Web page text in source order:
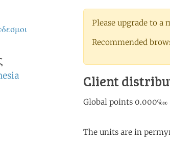
Please upgrade to a
Recommended
Client
The units are in